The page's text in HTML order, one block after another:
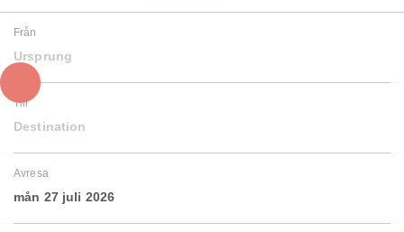
Från
Ursprung
Till
Destination
Avresa
mån 27 juli 2026